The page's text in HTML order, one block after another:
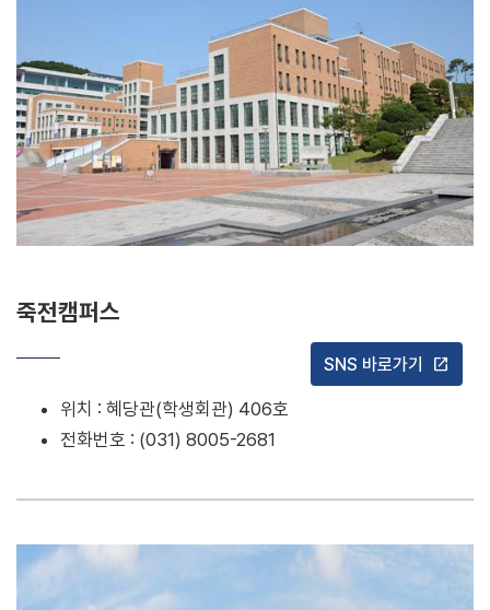
죽전캠퍼스
위치 : 혜당관(학생회관) 406호
전화번호 : (031) 8005-2681
SNS 바로가기 open_in_new